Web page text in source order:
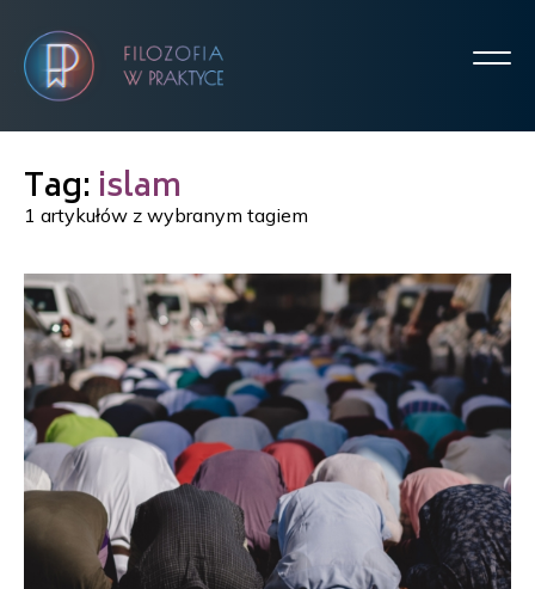
Tag:islam
1 artykułów z wybranym tagiem